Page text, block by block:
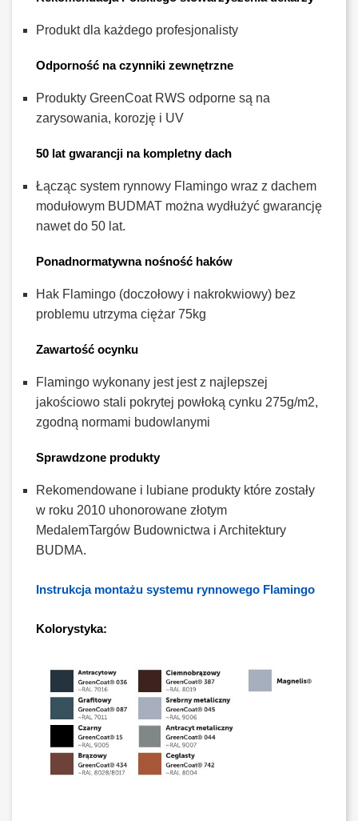
Produkt dla każdego profesjonalisty
Odporność na czynniki zewnętrzne
Produkty GreenCoat RWS odporne są na
zarysowania, korozję i UV
50 lat gwarancji na kompletny dach
Łącząc system rynnowy Flamingo wraz z dachem
modułowym BUDMAT można wydłużyć gwarancję
nawet do 50 lat.
Ponadnormatywna nośność haków
Hak Flamingo (doczołowy i nakrokwiowy) bez
problemu utrzyma ciężar 75kg
Zawartość ocynku
Flamingo wykonany jest jest z najlepszej
jakościowo stali pokrytej powłoką cynku 275g/m2,
zgodną normami budowlanymi
Sprawdzone produkty
Rekomendowane i lubiane produkty które zostały
w roku 2010 uhonorowane złotym
MedalemTargów Budownictwa i Architektury
BUDMA.
Instrukcja montażu systemu rynnowego Flamingo
Kolorystyka: